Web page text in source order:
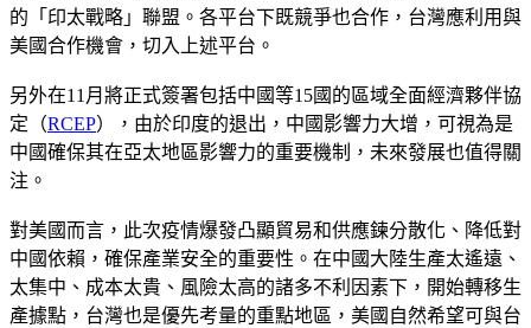
的「印太戰略」聯盟。各平台下既競爭也合作，台灣應利用與
美國合作機會，切入上述平台。
另外在11月將正式簽署包括中國等15國的區域全面經濟夥伴協
定（RCEP），由於印度的退出，中國影響力大增，可視為是
中國確保其在亞太地區影響力的重要機制，未來發展也值得關
注。
對美國而言，此次疫情爆發凸顯貿易和供應鍊分散化、降低對
中國依賴，確保產業安全的重要性。在中國大陸生產太遙遠、
太集中、成本太貴、風險太高的諸多不利因素下，開始轉移生
產據點，台灣也是優先考量的重點地區，美國自然希望可與台